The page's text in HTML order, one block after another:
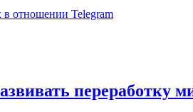
в отношении Telegram
переработку